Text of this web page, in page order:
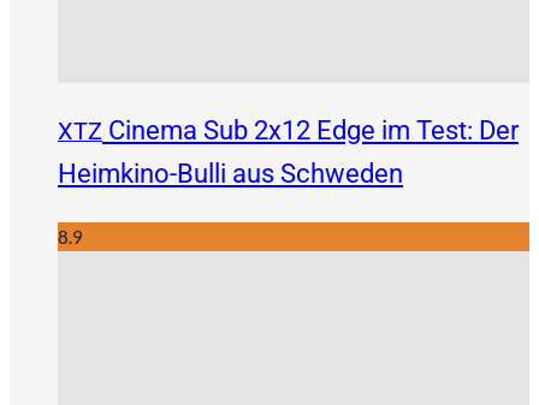
XTZ Cinema Sub 2x12 Edge im Test: Der
Heimkino-Bulli aus Schweden
8.9